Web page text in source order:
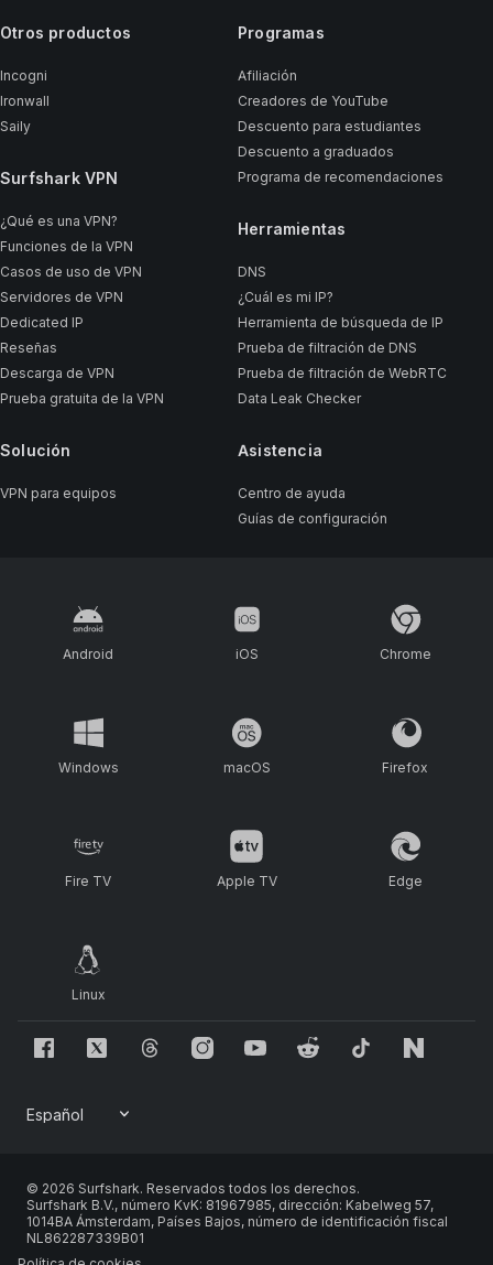
Otros productos
Incogni
Ironwall
Saily
Surfshark VPN
¿Qué es una VPN?
Funciones de la VPN
Casos de uso de VPN
Servidores de VPN
Dedicated IP
Reseñas
Descarga de VPN
Prueba gratuita de la VPN
Solución
VPN para equipos
Programas
Afiliación
Creadores de YouTube
Descuento para estudiantes
Descuento a graduados
Programa de recomendaciones
Herramientas
DNS
¿Cuál es mi IP?
Herramienta de búsqueda de IP
Prueba de filtración de DNS
Prueba de filtración de WebRTC
Data Leak Checker
Asistencia
Centro de ayuda
Guías de configuración
Android iOS Chrome
Windows macOS Firefox
Fire TV Apple TV Edge
Linux
© 2026 Surfshark. Reservados todos los derechos.
Surfshark B.V., número KvK: 81967985, dirección: Kabelweg 57,
1014BA Ámsterdam, Países Bajos, número de identificación fiscal
NL862287339B01